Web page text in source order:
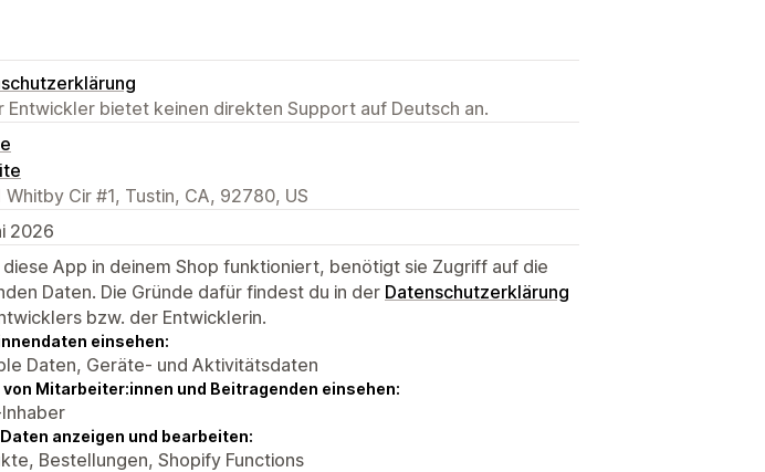
Entwickler bietet keinen direkten Support auf Deutsch an.
Whitby Cir #1, Tustin, CA, 92780, US
2026
diese App in deinem Shop funktioniert, benötigt sie Zugriff auf die
Daten. Die Gründe dafür findest du in der Datenschutzerklärung
bzw. der Entwicklerin.
einsehen:
Daten, Geräte- und Aktivitätsdaten
von Mitarbeiter:innen und Beitragenden einsehen:
anzeigen und bearbeiten:
Bestellungen, Shopify Functions